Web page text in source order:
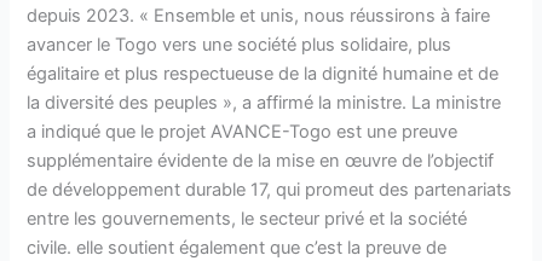
depuis 2023. « Ensemble et unis, nous réussirons à faire
avancer le Togo vers une société plus solidaire, plus
égalitaire et plus respectueuse de la dignité humaine et de
la diversité des peuples », a affirmé la ministre. La ministre
a indiqué que le projet AVANCE-Togo est une preuve
supplémentaire évidente de la mise en œuvre de l’objectif
de développement durable 17, qui promeut des partenariats
entre les gouvernements, le secteur privé et la société
civile. elle soutient également que c’est la preuve de